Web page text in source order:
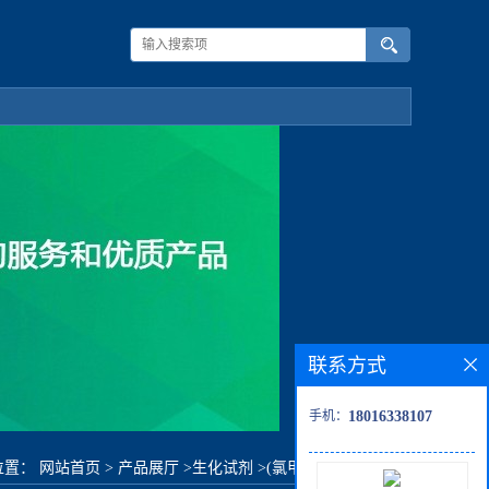
： 网站首页 > 产品展厅 >生化试剂 >(氯甲基)膦酸二乙酯
联系方式
手机： 18016338107